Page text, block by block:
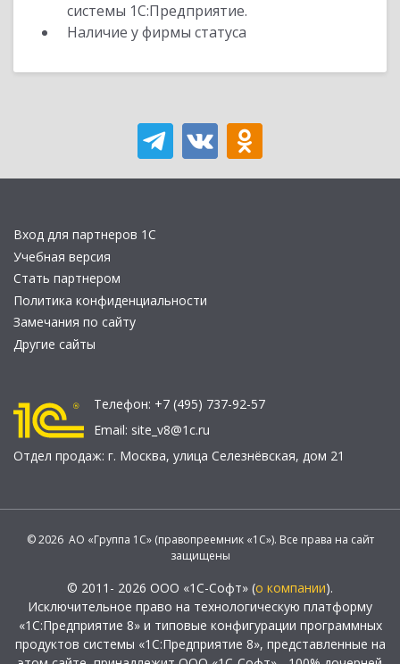
системы 1С:Предприятие.
Наличие у фирмы статуса
Вход для партнеров 1С
Учебная версия
Стать партнером
Политика конфиденциальности
Замечания по сайту
Другие сайты
Телефон: +7 (495) 737-92-57
Email: site_v8@1c.ru
Отдел продаж: г. Москва, улица Селезнёвская, дом 21
© 2026 АО «Группа 1С» (правопреемник «1С»). Все права на сайт
защищены
© 2011- 2026 ООО «1С-Софт» (о компании).
Исключительное право на технологическую платформу
«1С:Предприятие 8» и типовые конфигурации программных
продуктов системы «1С:Предприятие 8», представленные на